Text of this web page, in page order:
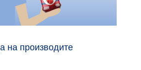
на производите